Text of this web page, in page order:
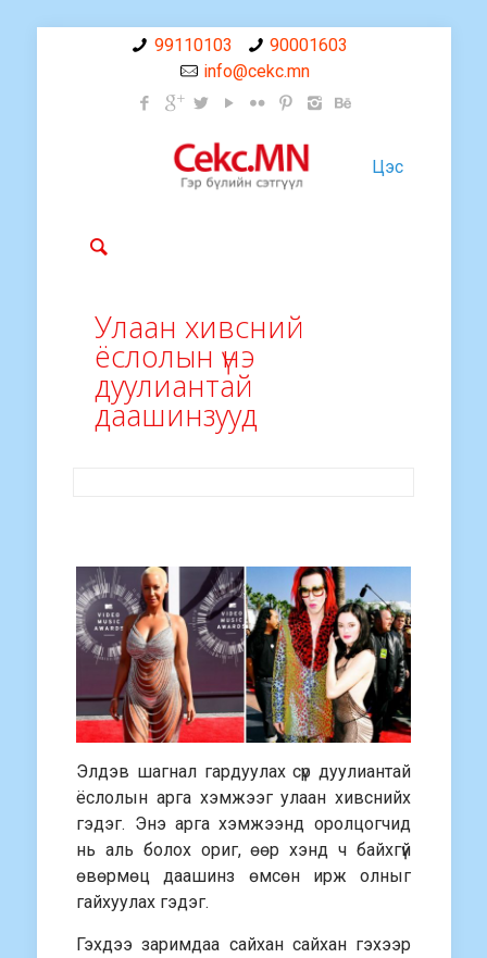
99110103
90001603
info@cekc.mn
Цэс
Улаан хивсний
ёслолын үнэ
дуулиантай
даашинзууд
Элдэв шагнал гардуулах сүр дуулиантай
ёслолын арга хэмжээг улаан хивснийх
гэдэг. Энэ арга хэмжээнд оролцогчид
нь аль болох ориг, өөр хэнд ч байхгүй
өвөрмөц даашинз өмсөн ирж олныг
гайхуулах гэдэг.
Гэхдээ заримдаа сайхан сайхан гэхээр